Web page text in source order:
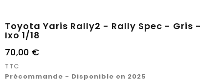
Toyota Yaris Rally2 - Rally Spec - Gris -
Ixo 1/18
70,00 €
TTC
Précommande - Disponible en 2025